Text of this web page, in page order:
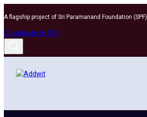
to
content
A flagship project of Sri Paramanand Foundation (SPF)
Contribute to SPF